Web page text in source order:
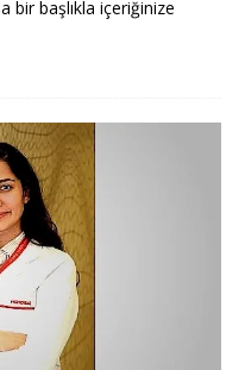
bir başlıkla içeriğinize